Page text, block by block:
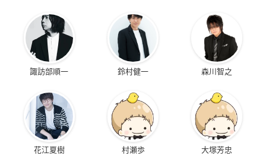
諏訪部順一 鈴村健一 森川智之
花江夏樹 村瀬歩 大塚芳忠